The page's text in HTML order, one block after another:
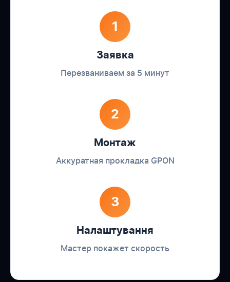
1
Заявка
Перезваниваем за 5 минут
2
Монтаж
Аккуратная прокладка GPON
3
Налаштування
Мастер покажет скорость